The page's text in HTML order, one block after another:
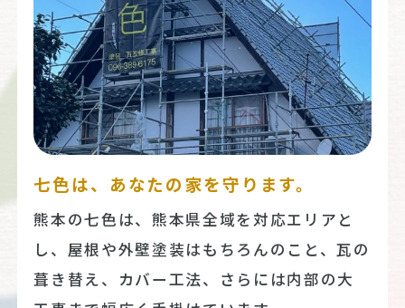
七色は、あなたの家を守ります。
熊本の七色は、熊本県全域を対応エリアと
し、屋根や外壁塗装はもちろんのこと、瓦の
葺き替え、カバー工法、さらには内部の大